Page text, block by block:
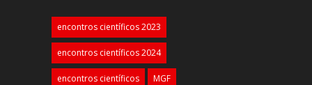
encontros científicos 2023
encontros científicos 2024
encontros científicos MGF